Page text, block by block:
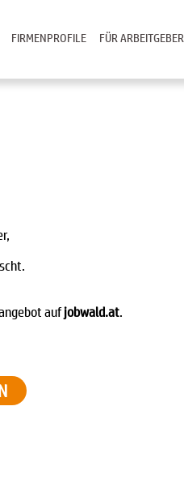
FÜR ARBEITGEBER
FIRMENPROFILE
aufjobwald.at